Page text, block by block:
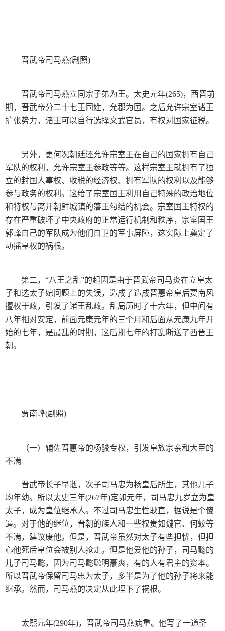
晋武帝司马燕(剧照)
晋武帝司马燕立同宗子弟为王。太史元年(265)，西晋前
期，晋武帝分二十七王同姓，允郡为国。之后允许宗室诸王
扩张势力，诸王可以自行选择文武官员，有权对国家征税。
另外，更何况朝廷还允许宗室王在自己的国家拥有自己
军队的权利，允许宗室王参政等等。这样宗室王就拥有了独
立的封国人事权、收税的经济权、拥有军队的权利以及能够
参与政务的权利。这给了宗室国王利用自己特殊的政治地位
和特权与离开朝鲜城镇的藩王勾结的机会。宗室国王特权的
存在严重破坏了中央政府的正常运行机制和秩序，宗室国王
郭峰自己的军队成为他们自卫的军事屏障，这实际上奠定了
动摇皇权的祸根。
第二，“八王之乱”的起因是由于晋武帝司马炎在立皇太
子和选太子妃问题上的失误，造成了造成晋惠帝皇后贾南风
擅权干政，引发了诸王乱政。乱局历时了十六年，但中间有
八年相对安定，前面元康元年的三个月和后面从元康九年开
始的七年，是最乱的时期，这后期七年的打乱断送了西晋王
朝。
贾南峰(剧照)
（一）辅佐晋惠帝的杨骏专权，引发皇族宗亲和大臣的
不满
晋武帝长子早逝，次子司马忠为杨皇后所生，其他儿子
均年幼。所以太史三年(267年)定卯元年，司马忠九岁立为皇
太子，成为皇位继承人。不过司马忠生性耿直，据说是个傻
逼。对于他的继位，晋朝的族人和一些权贵如魏官、何蛟等
不满，建议废他。但是，晋武帝虽然对太子有些担忧，但担
心他死后皇位会被别人抢走。但是他爱他的孙子，司马懿的
儿子司马懿，因为司马懿聪明豪爽，有的人有君主的资本。
所以晋武帝保留司马忠为太子，多半是为了他的孙子将来能
继承。然而，司马燕的决定从此埋下了祸根。
太熙元年(290年)，晋武帝司马燕病重。他写了一道圣